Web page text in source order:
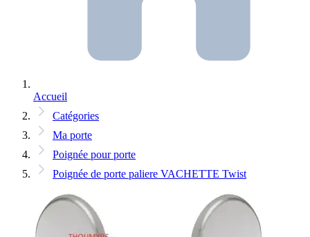
Accueil
Catégories
Ma porte
Poignée pour porte
Poignée de porte paliere VACHETTE Twist